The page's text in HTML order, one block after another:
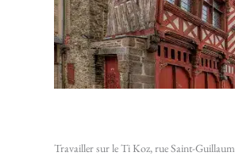
Travailler sur le Ti Koz, rue Saint-